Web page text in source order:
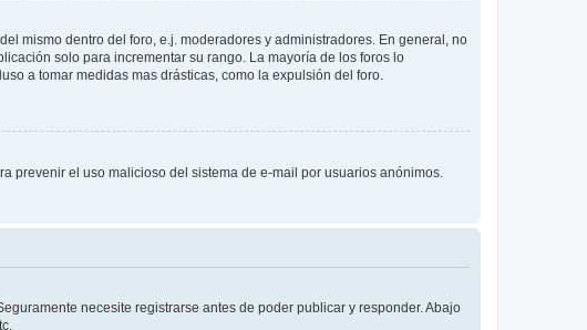
mismo dentro del foro, e.j. moderadores y administradores. En general, no
solo para incrementar su rango. La mayoría de los foros lo
a tomar medidas mas drásticas, como la expulsión del foro.
prevenir el uso malicioso del sistema de e-mail por usuarios anónimos.
necesite registrarse antes de poder publicar y responder. Abajo